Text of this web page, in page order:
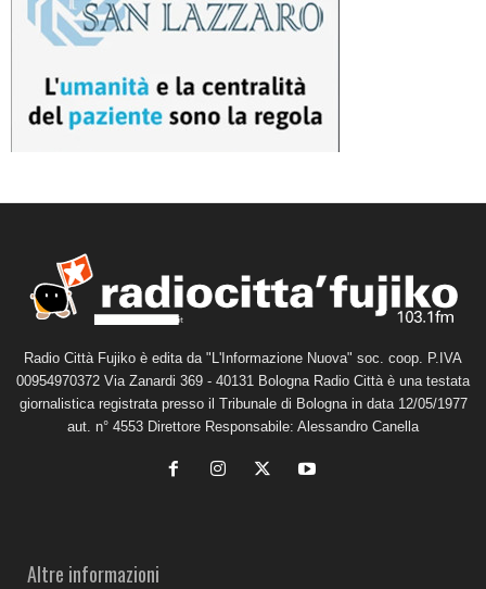
Radio Città Fujiko è edita da "L'Informazione Nuova" soc. coop. P.IVA
00954970372 Via Zanardi 369 - 40131 Bologna Radio Città è una testata
giornalistica registrata presso il Tribunale di Bologna in data 12/05/1977
aut. n° 4553 Direttore Responsabile: Alessandro Canella
Altre informazioni